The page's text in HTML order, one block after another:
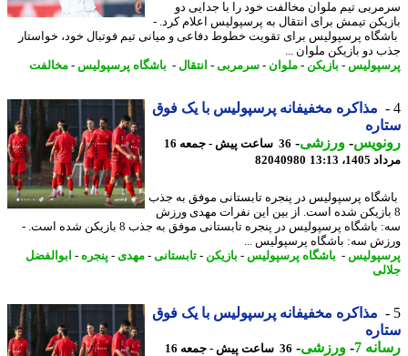
تیم ملوان مخالفت خود را با جدایی دو
تیمش برای انتقال به پرسپولیس اعلام کرد. -
پرسپولیس برای تقویت خطوط دفاعی و میانی تیم فوتبال خود، خواستار
دو بازیکن ملوان ...
-بازیکن -ملوان- سرمربی- انتقال-باشگاه پرسپولیس-مخالفت
مذاکره مخفیفانه پرسپولیس با یک فوق
-ورزشی-
36 ساعت پیش - جمعه 16
13:13
82040980
پرسپولیس در پنجره تابستانی موفق به جذب
شده است. از بین این نفرات مهدی ورزش
سه: باشگاه پرسپولیس در پنجره تابستانی موفق به جذب 8 بازیکن شده است. -
سه: باشگاه پرسپولیس ...
-باشگاه پرسپولیس-بازیکن -تابستانی-مهدی-پنجره-ابوالفضل
مذاکره مخفیفانه پرسپولیس با یک فوق
7
-ورزشی-
36 ساعت پیش - جمعه 16